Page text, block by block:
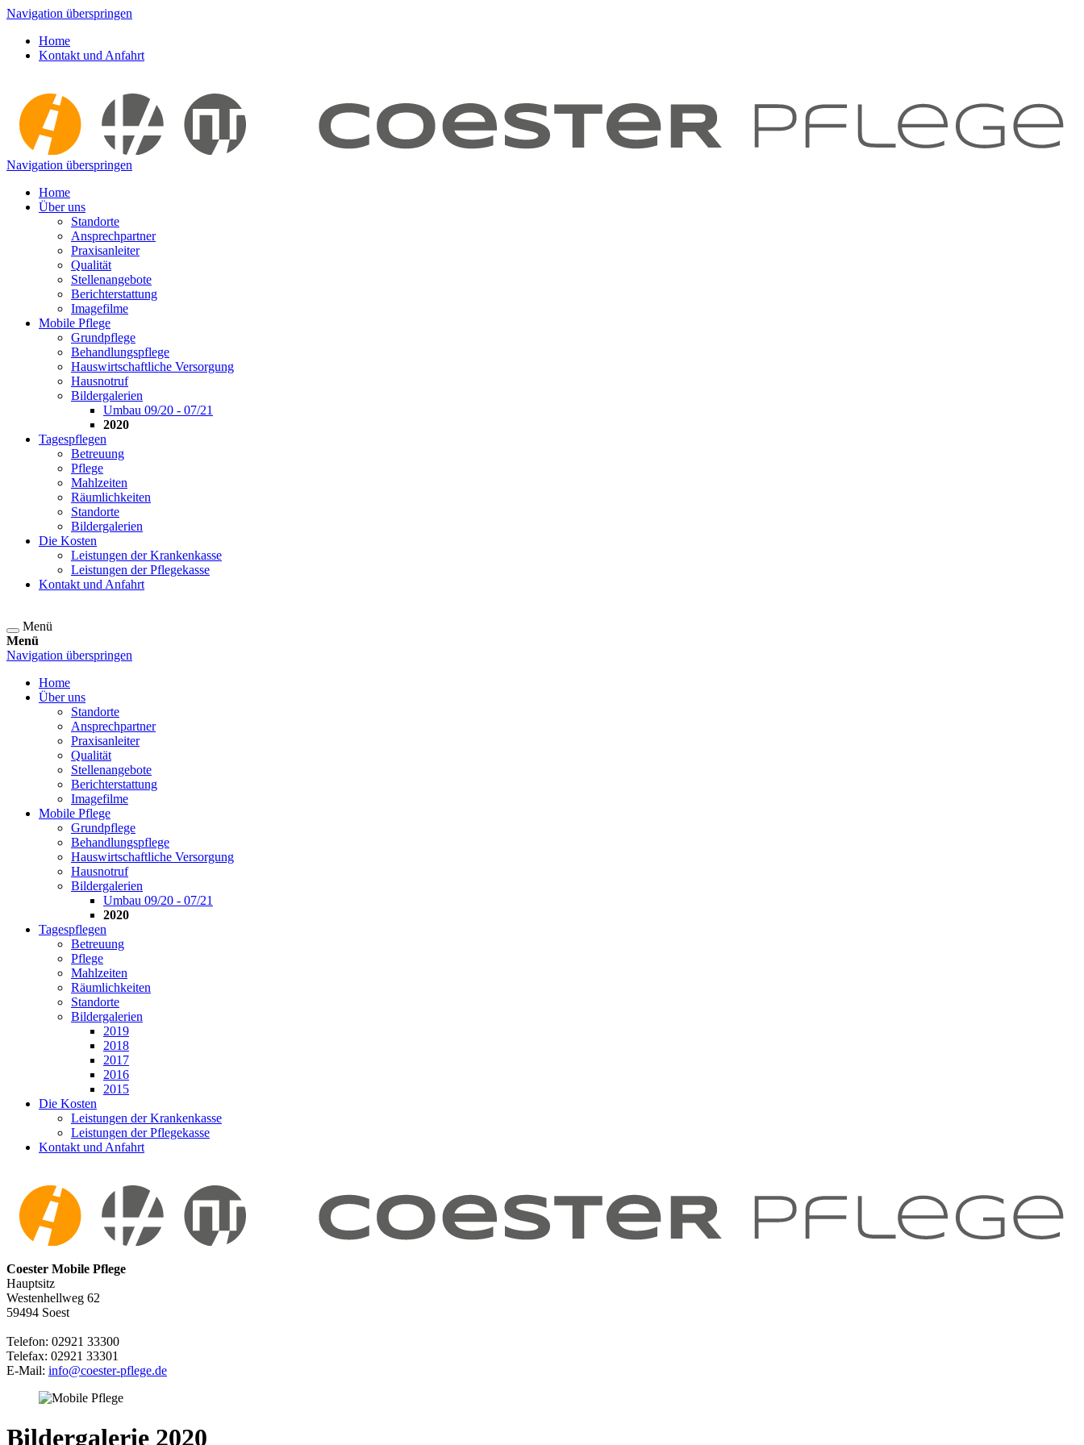
Navigation überspringen
Home
Kontakt und Anfahrt
Navigation überspringen
Home
Über uns
Standorte
Ansprechpartner
Praxisanleiter
Qualität
Stellenangebote
Berichterstattung
Imagefilme
Mobile Pflege
Grundpflege
Behandlungspflege
Hauswirtschaftliche Versorgung
Hausnotruf
Bildergalerien
Umbau 09/20 - 07/21
2020
Tagespflegen
Betreuung
Pflege
Mahlzeiten
Räumlichkeiten
Standorte
Bildergalerien
Die Kosten
Leistungen der Krankenkasse
Leistungen der Pflegekasse
Kontakt und Anfahrt
Menü
Menü
Navigation überspringen
Home
Über uns
Standorte
Ansprechpartner
Praxisanleiter
Qualität
Stellenangebote
Berichterstattung
Imagefilme
Mobile Pflege
Grundpflege
Behandlungspflege
Hauswirtschaftliche Versorgung
Hausnotruf
Bildergalerien
Umbau 09/20 - 07/21
2020
Tagespflegen
Betreuung
Pflege
Mahlzeiten
Räumlichkeiten
Standorte
Bildergalerien
2019
2018
2017
2016
2015
Die Kosten
Leistungen der Krankenkasse
Leistungen der Pflegekasse
Kontakt und Anfahrt
Coester Mobile Pflege
Hauptsitz
Westenhellweg 62
59494 Soest
Telefon: 02921 33300
Telefax: 02921 33301
E-Mail: info@coester-pflege.de
Bildergalerie 2020